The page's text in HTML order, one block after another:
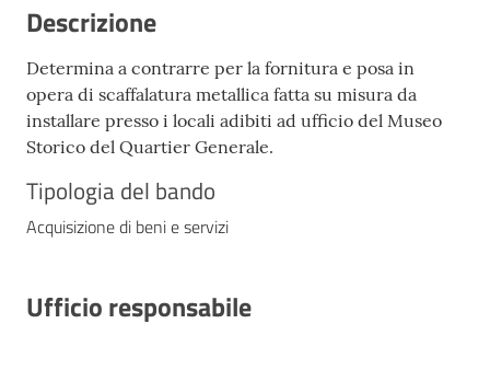
Descrizione
Determina a contrarre per la fornitura e posa in
opera di scaffalatura metallica fatta su misura da
installare presso i locali adibiti ad ufficio del Museo
Storico del Quartier Generale.
Tipologia del bando
Acquisizione di beni e servizi
Ufficio responsabile